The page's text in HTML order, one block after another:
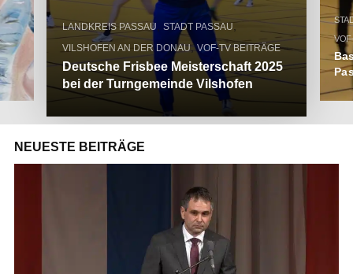
LANDKREIS PASSAU STADT PASSAU,
VILSHOFEN AN DER DONAU ,VOF-TV BEITRÄGE
Deutsche Frisbee Meisterschaft 2025
bei der Turngemeinde Vilshofen
NEUESTE BEITRÄGE